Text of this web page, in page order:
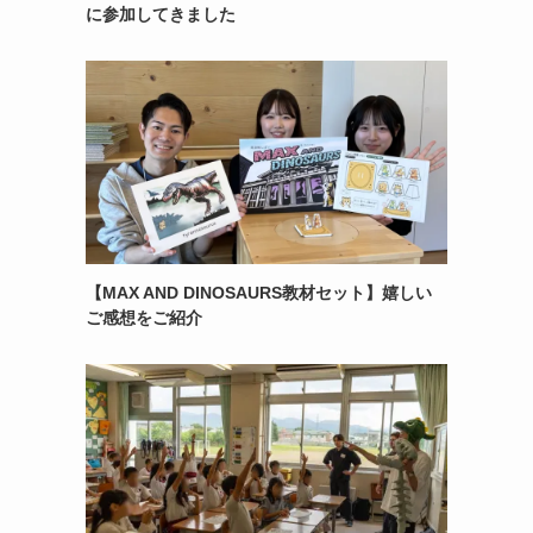
に参加してきました
【MAX AND DINOSAURS教材セット】嬉しい
ご感想をご紹介